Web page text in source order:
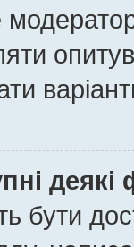
бути